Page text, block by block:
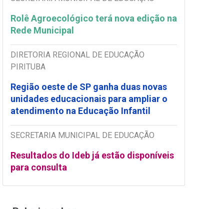
Rolê Agroecológico terá nova edição na
Rede Municipal
DIRETORIA REGIONAL DE EDUCAÇÃO
PIRITUBA
Região oeste de SP ganha duas novas
unidades educacionais para ampliar o
atendimento na Educação Infantil
SECRETARIA MUNICIPAL DE EDUCAÇÃO
Resultados do Ideb já estão disponíveis
para consulta